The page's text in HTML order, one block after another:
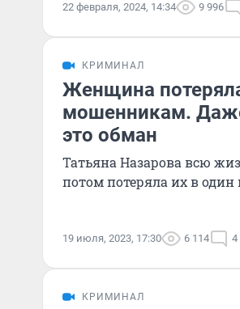
22 февраля, 2024, 14:34 9 996
КРИМИНАЛ
Женщина
мошенникам.
это обман
Татьяна Назарова всю
потом потеряла их в один
19 июля, 2023, 17:30 6 114 4
КРИМИНАЛ